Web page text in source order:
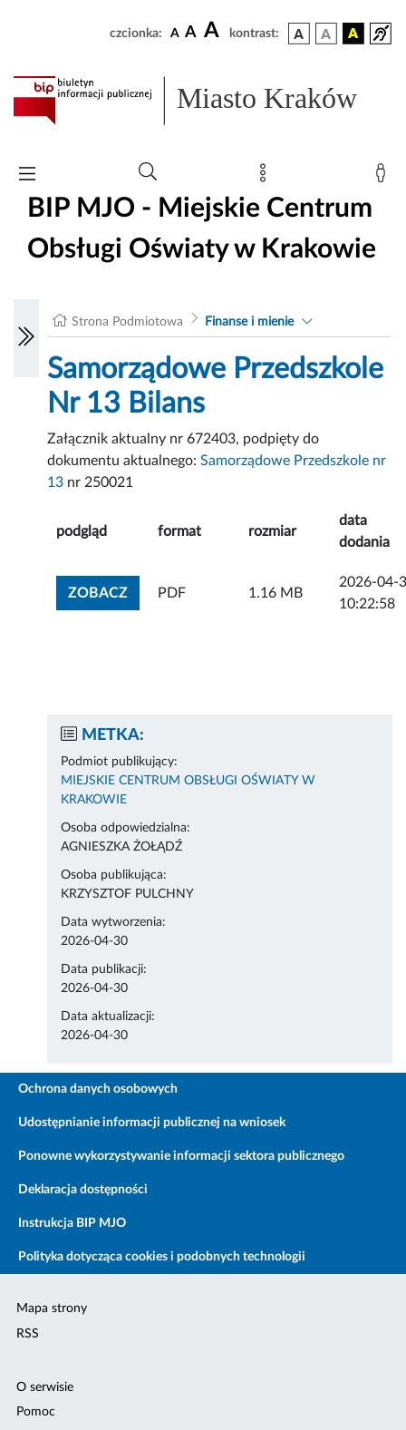
czcionka: A A A kontrast:
Miasto Kraków
BIP MJO - Miejskie Centrum
Obsługi Oświaty w Krakowie
Strona Podmiotowa Finanse i mienie
Samorządowe Przedszkole
Nr 13 Bilans
Załącznik aktualny nr 672403, podpięty do
dokumentu aktualnego:Samorządowe Przedszkole nr
13 nr 250021
podgląd format rozmiar
data
dodania
ZOBACZZOBACZ ZAŁĄCZNIK
PDF 1.16 MB
2026-04-
10:22:58
METKA:
Podmiot publikujący:
MIEJSKIE CENTRUM OBSŁUGI OŚWIATY W
KRAKOWIE
Osoba odpowiedzialna:
AGNIESZKA ŻOŁĄDŹ
Osoba publikująca:
KRZYSZTOF PULCHNY
Data wytworzenia:
2026-04-30
Data publikacji:
2026-04-30
Data aktualizacji:
2026-04-30
Ochrona danych osobowych
Udostępnianie informacji publicznej na wniosek
Ponowne wykorzystywanie informacji sektora publicznego
Deklaracja dostępności
Instrukcja BIP MJO
Polityka dotycząca cookies i podobnych technologii
Mapa strony
RSS
O serwisie
Pomoc